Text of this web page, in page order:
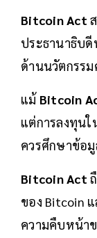
Bitcoin Act
ประธานาธิบ
ด้านนวัตกรรม
แม้ Bitcoin
แต่การลงทุนใ
ควรศึกษาข้อ
Bitcoin Act
ของ Bitcoin
ความคืบหน้า